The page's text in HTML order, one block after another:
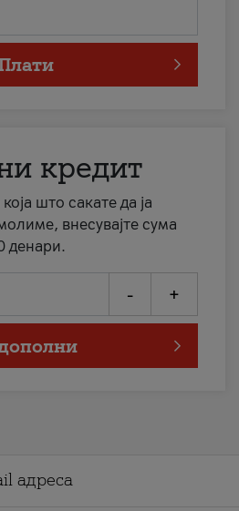
кредит
што сакате да ја
внесувајте сума
денари.
- +